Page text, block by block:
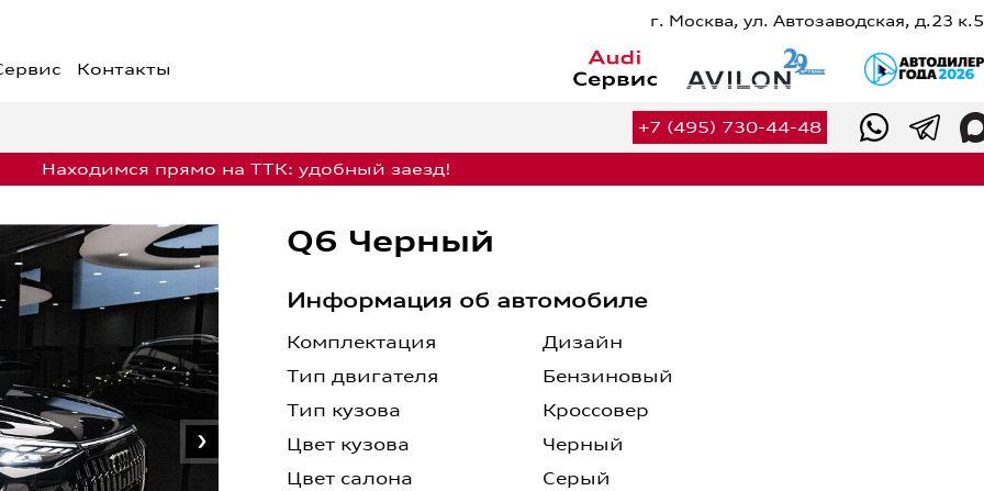
г. Москва, ул. Автозаводская, д.23 к.5
Контакты
недели
на
Страхование
Обмен
Сервис
Оригинальные запчасти
Оригинальные аксессуары
Калькулятор сервисных услуг
Запись на сервис
+7 (495) 730-44-48
Находимся прямо на ТТК: удобный заезд!
Q6 Черный
Информация об автомобиле
Комплектация
Дизайн
Тип двигателя
Бензиновый
Тип кузова
Кроссовер
Цвет кузова
Черный
Цвет салона
Серый